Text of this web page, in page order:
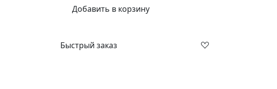
Добавить в корзину
Быстрый заказ